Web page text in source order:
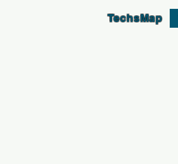
TechsMap